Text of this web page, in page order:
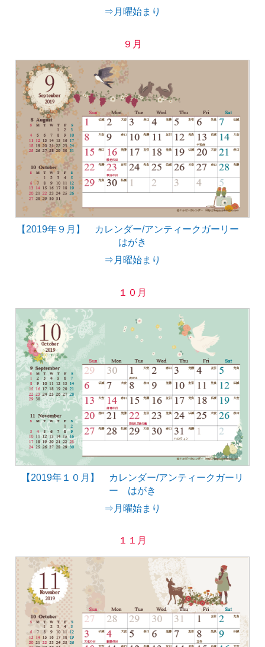
⇒月曜始まり
９月
【2019年９月】 カレンダー/アンティークガーリー
はがき
⇒月曜始まり
１０月
【2019年１０月】 カレンダー/アンティークガーリ
ー はがき
⇒月曜始まり
１１月